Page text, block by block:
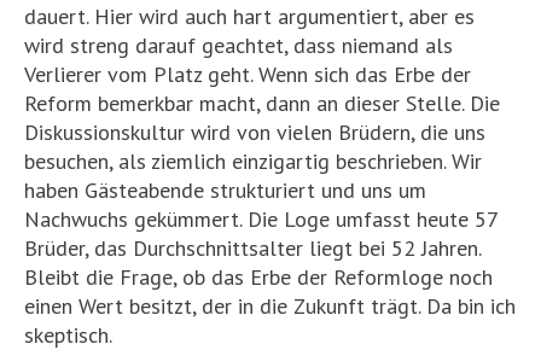
dauert. Hier wird auch hart argumentiert, aber es
wird streng darauf geachtet, dass niemand als
Verlierer vom Platz geht. Wenn sich das Erbe der
Reform bemerkbar macht, dann an dieser Stelle. Die
Diskussionskultur wird von vielen Brüdern, die uns
besuchen, als ziemlich einzigartig beschrieben. Wir
haben Gästeabende strukturiert und uns um
Nachwuchs gekümmert. Die Loge umfasst heute 57
Brüder, das Durchschnittsalter liegt bei 52 Jahren.
Bleibt die Frage, ob das Erbe der Reformloge noch
einen Wert besitzt, der in die Zukunft trägt. Da bin ich
skeptisch.